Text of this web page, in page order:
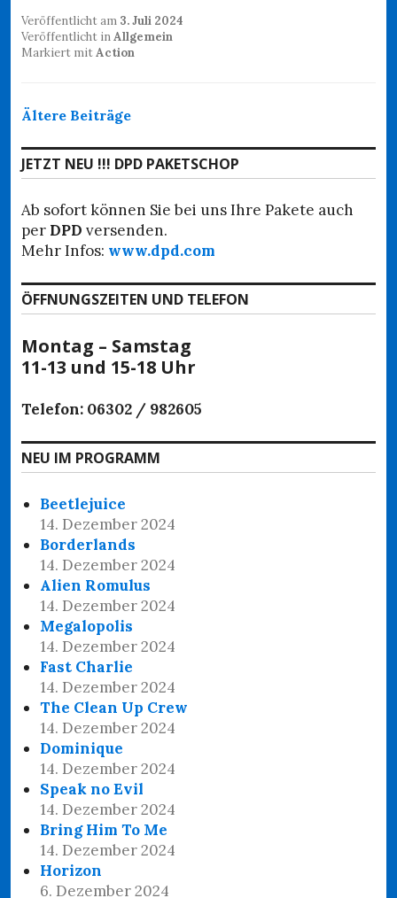
Veröffentlicht am 3. Juli 2024
Veröffentlicht inAllgemein
Markiert mitAction
Beitragsnavigation
Ältere Beiträge
JETZT NEU !!! DPD PAKETSCHOP
Ab sofort können Sie bei uns Ihre Pakete auch
per DPD versenden.
Mehr Infos: www.dpd.com
ÖFFNUNGSZEITEN UND TELEFON
Montag – Samstag
11-13 und 15-18 Uhr
Telefon: 06302 / 982605
NEU IM PROGRAMM
Beetlejuice
14. Dezember 2024
Borderlands
14. Dezember 2024
Alien Romulus
14. Dezember 2024
Megalopolis
14. Dezember 2024
Fast Charlie
14. Dezember 2024
The Clean Up Crew
14. Dezember 2024
Dominique
14. Dezember 2024
Speak no Evil
14. Dezember 2024
Bring Him To Me
14. Dezember 2024
Horizon
6. Dezember 2024